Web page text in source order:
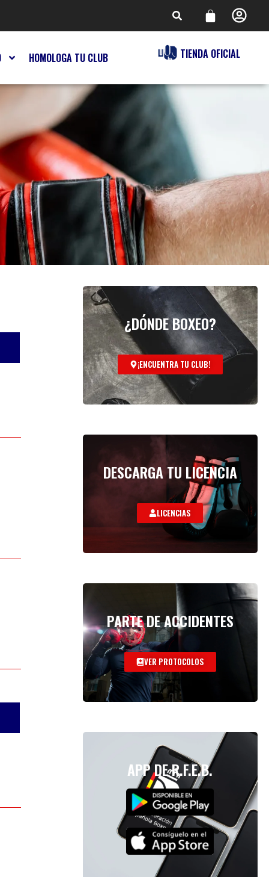
HOMOLOGA TU CLUB TIENDA OFICIAL
¿DÓNDE BOXEO?
¡ENCUENTRA TU CLUB!
DESCARGA TU LICENCIA
LICENCIAS
PARTE DE ACCIDENTES
VER PROTOCOLOS
APP DE R.F.E.B.